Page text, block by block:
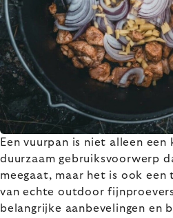
Een vuurpan is niet alleen
duurzaam gebruiksvoorwerp
meegaat, maar het is ook
van echte outdoor
belangrijke aanbevelingen en